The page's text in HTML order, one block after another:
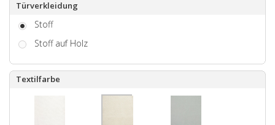
Türverkleidung
Stoff
Stoff auf Holz
Textilfarbe